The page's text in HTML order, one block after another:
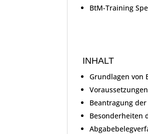
BtM-Training
INHALT
Grundlagen von
Beantragung
Besonderheiten